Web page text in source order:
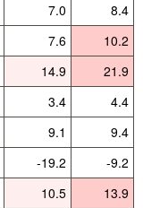
7.0
8.4
7.6 10.2
14.9
21.9
3.4
4.4
9.1
9.4
-19.2
-9.2
10.5
13.9